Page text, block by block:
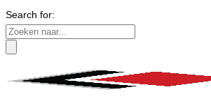
Search for: